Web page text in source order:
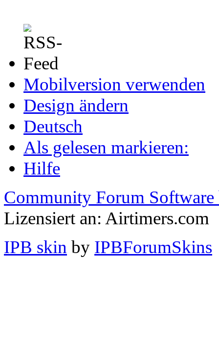
Mobilversion verwenden
Design ändern
Deutsch
Als gelesen markieren:
Hilfe
Community Forum Software
Lizensiert an: Airtimers.com
IPB skin by IPBForumSkins